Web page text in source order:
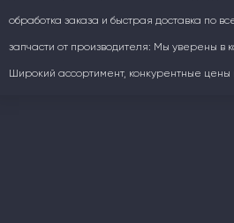
обработка заказа и быстрая доставка по
запчасти от производителя: Мы уверены в
Широкий ассортимент, конкурентные цены